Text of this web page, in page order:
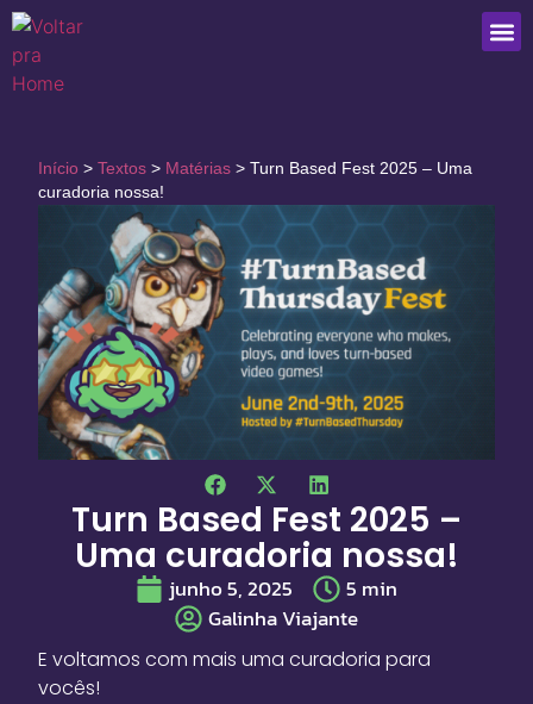
Início >Textos > Matérias >Turn Based Fest 2025 – Uma
curadoria nossa!
Turn Based Fest 2025 –
Uma curadoria nossa!
junho 5, 2025 5 min
Galinha Viajante
E voltamos com mais uma curadoria para
vocês!